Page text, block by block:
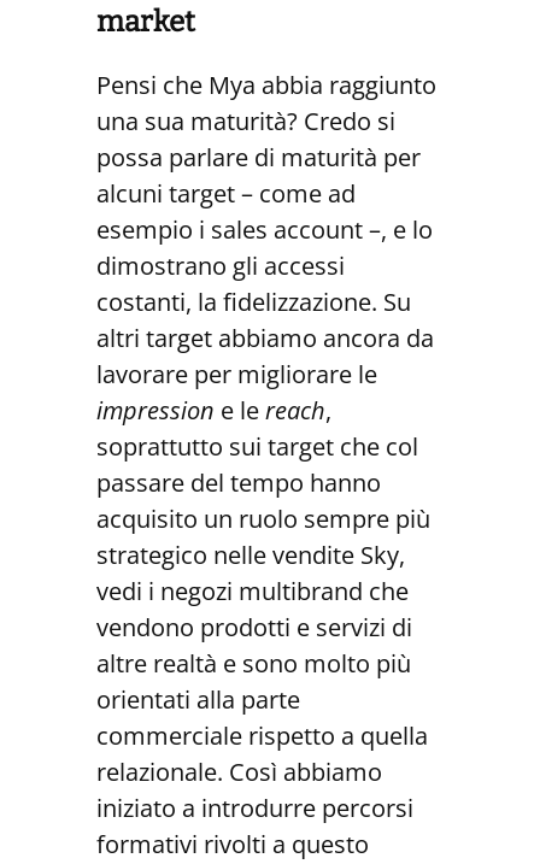
market
Pensi che Mya abbia raggiunto
una sua maturità? Credo si
possa parlare di maturità per
alcuni target – come ad
esempio i sales account –, e lo
dimostrano gli accessi
costanti, la fidelizzazione. Su
altri target abbiamo ancora da
lavorare per migliorare le
impression e lereach,
soprattutto sui target che col
passare del tempo hanno
acquisito un ruolo sempre più
strategico nelle vendite Sky,
vedi i negozi multibrand che
vendono prodotti e servizi di
altre realtà e sono molto più
orientati alla parte
commerciale rispetto a quella
relazionale. Così abbiamo
iniziato a introdurre percorsi
formativi rivolti a questo